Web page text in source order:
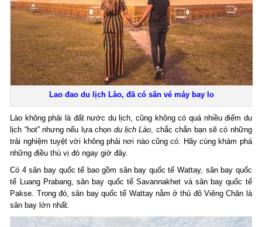
Lao đao du lịch Lào, đã có săn vé máy bay lo
Lào không phải là đất nước du lịch, cũng không có quá nhiều điểm du
lịch “hot” nhưng nếu lựa chọn du lịch Lào , chắc chắn bạn sẽ có những
trải nghiệm tuyệt vời không phải nơi nào cũng có. Hãy cùng khám phá
những điều thú vị đó ngay giờ đây.
Có 4 sân bay quốc tế bao gồm sân bay quốc tế Wattay, sân bay quốc
tế Luang Prabang, sân bay quốc tế Savannakhet và sân bay quốc tế
Pakse. Trong đó, sân bay quốc tế Wattay nằm ở thủ đô Viêng Chăn là
sân bay lớn nhất.